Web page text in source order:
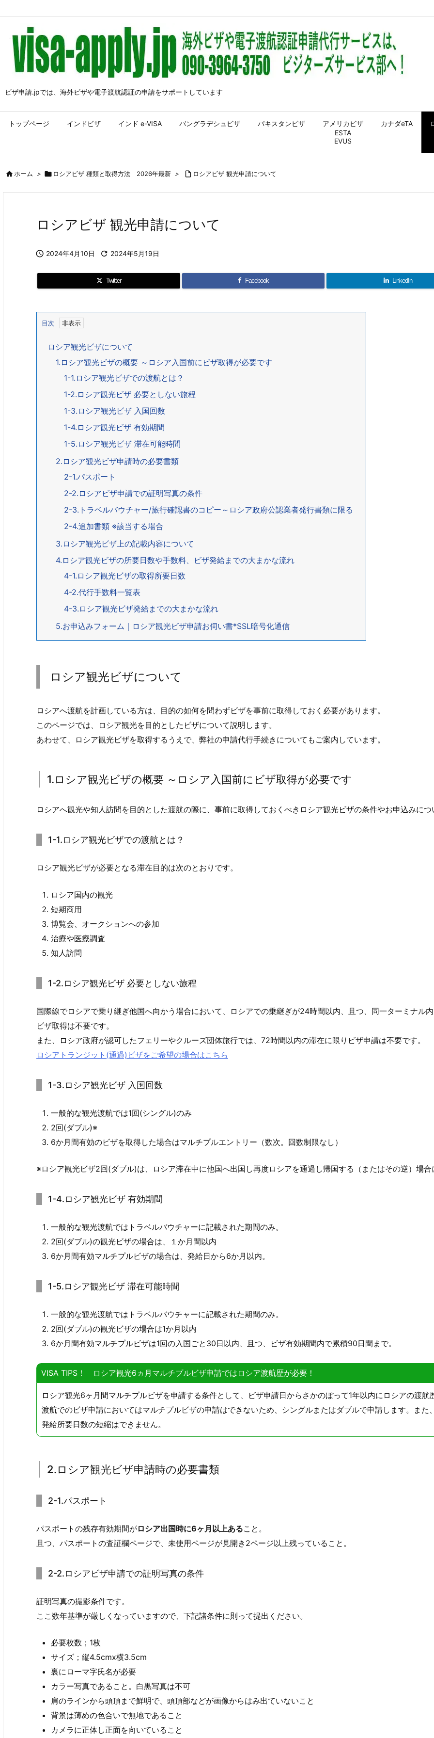
ビザ申請.jpでは、海外ビザや電子渡航認証の申請をサポートしています
トップページ インドビザ インド e-VISA バングラデシュビザ パキスタンビザ
アメリカビザ
ESTA
EVUS
カナダeTA
ホーム >  ロシアビザ 種類と取得方法 2026年最新 >  ロシアビザ 観光申請について
ロシアビザ 観光申請について
 2024年4月10日  2024年5月19日
Twitter Facebook LinkedIn
目次
ロシア観光ビザについて
1.ロシア観光ビザの概要 ～ロシア入国前にビザ取得が必要です
1-1.ロシア観光ビザでの渡航とは？
1-2.ロシア観光ビザ 必要としない旅程
1-3.ロシア観光ビザ 入国回数
1-4.ロシア観光ビザ 有効期間
1-5.ロシア観光ビザ 滞在可能時間
2.ロシア観光ビザ申請時の必要書類
2-1.パスポート
2-2.ロシアビザ申請での証明写真の条件
2-3.トラベルバウチャー/旅行確認書のコピー～ロシア政府公認業者発行書類に限る
2-4.追加書類 ※該当する場合
3.ロシア観光ビザ上の記載内容について
4.ロシア観光ビザの所要日数や手数料、ビザ発給までの大まかな流れ
4-1.ロシア観光ビザの取得所要日数
4-2.代行手数料一覧表
4-3.ロシア観光ビザ発給までの大まかな流れ
5.お申込みフォーム｜ロシア観光ビザ申請お伺い書*SSL暗号化通信
ロシア観光ビザについて
ロシアへ渡航を計画している方は、目的の如何を問わずビザを事前に取得しておく必要があります。
このページでは、ロシア観光を目的としたビザについて説明します。
あわせて、ロシア観光ビザを取得するうえで、弊社の申請代行手続きについてもご案内しています。
1.ロシア観光ビザの概要 ～ロシア入国前にビザ取得が必要です
ロシアへ観光や知人訪問を目的とした渡航の際に、事前に取得しておくべきロシア観光ビザの条件やお申込みにつ
1-1.ロシア観光ビザでの渡航とは？
ロシア観光ビザが必要となる滞在目的は次のとおりです。
ロシア国内の観光
短期商用
博覧会、オークションへの参加
治療や医療調査
知人訪問
1-2.ロシア観光ビザ 必要としない旅程
国際線でロシアで乗り継ぎ他国へ向かう場合において、ロシアでの乗継ぎが24時間以内、且つ、同一ターミナル
ビザ取得は不要です。
また、ロシア政府が認可したフェリーやクルーズ団体旅行では、72時間以内の滞在に限りビザ申請は不要です。
ロシアトランジット(通過)ビザをご希望の場合はこちら
1-3.ロシア観光ビザ 入国回数
一般的な観光渡航では1回(シングル)のみ
2回(ダブル)※
6か月間有効のビザを取得した場合はマルチプルエントリー（数次。回数制限なし）
※ロシア観光ビザ2回(ダブル)は、ロシア滞在中に他国へ出国し再度ロシアを通過し帰国する（またはその逆）場合
1-4.ロシア観光ビザ 有効期間
一般的な観光渡航ではトラベルバウチャーに記載された期間のみ。
2回(ダブル)の観光ビザの場合は、１か月間以内
6か月間有効マルチプルビザの場合は、発給日から6か月以内。
1-5.ロシア観光ビザ 滞在可能時間
一般的な観光渡航ではトラベルバウチャーに記載された期間のみ。
2回(ダブル)の観光ビザの場合は1か月以内
6か月間有効マルチプルビザは1回の入国ごと30日以内、且つ、ビザ有効期間内で累積90日間まで。
VISA TIPS！ ロシア観光6ヵ月マルチプルビザ申請ではロシア渡航歴が必要！
ロシア観光6ヶ月間マルチプルビザを申請する条件として、ビザ申請日からさかのぼって1年以内にロシアの渡
渡航でのビザ申請においてはマルチプルビザの申請はできないため、シングルまたはダブルで申請します。ま
発給所要日数の短縮はできません。
2.ロシア観光ビザ申請時の必要書類
2-1.パスポート
パスポートの残存有効期間がロシア出国時に6ヶ月以上あること。
且つ、パスポートの査証欄ページで、未使用ページが見開き2ページ以上残っていること。
2-2.ロシアビザ申請での証明写真の条件
証明写真の撮影条件です。
ここ数年基準が厳しくなっていますので、下記諸条件に則って提出ください。
必要枚数；1枚
サイズ；縦4.5cmx横3.5cm
裏にローマ字氏名が必要
カラー写真であること。白黒写真は不可
肩のラインから頭頂まで鮮明で、頭頂部などが画像からはみ出ていないこと
背景は薄めの色合いで無地であること
カメラに正体し正面を向いていること